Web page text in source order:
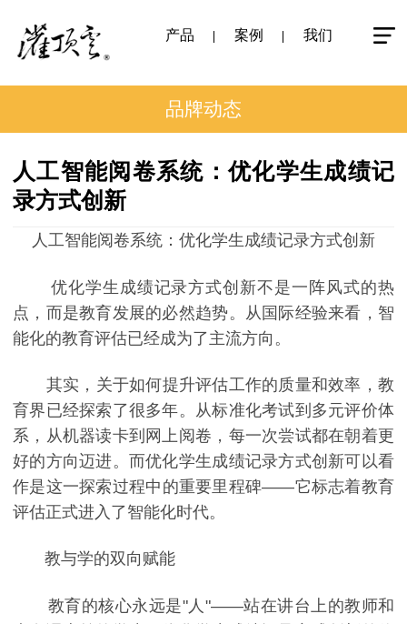
产品 案例 我们
品牌动态
人工智能阅卷系统：优化学生成绩记
录方式创新
人工智能阅卷系统：优化学生成绩记录方式创新
优化学生成绩记录方式创新不是一阵风式的热
点，而是教育发展的必然趋势。从国际经验来看，智
能化的教育评估已经成为了主流方向。
其实，关于如何提升评估工作的质量和效率，教
育界已经探索了很多年。从标准化考试到多元评价体
系，从机器读卡到网上阅卷，每一次尝试都在朝着更
好的方向迈进。而优化学生成绩记录方式创新可以看
作是这一探索过程中的重要里程碑——它标志着教育
评估正式进入了智能化时代。
教与学的双向赋能
教育的核心永远是"人"——站在讲台上的教师和